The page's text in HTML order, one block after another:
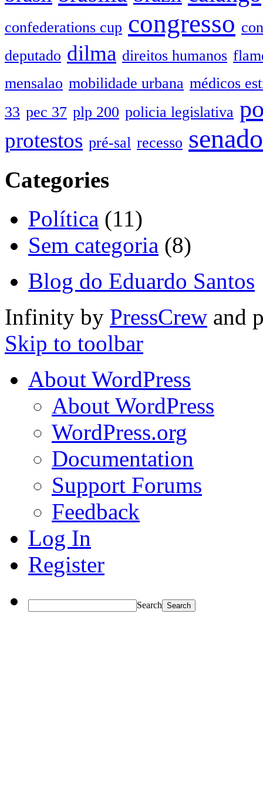
confederations cup congresso
deputado dilma direitos humanos
mensalao mobilidade urbana médicos
33 pec 37 plp 200 policia legislativa
protestos pré-sal recesso senado
Categories
Política (11)
Sem categoria (8)
Blog do Eduardo Santos
Infinity by PressCrew and
Skip to toolbar
About WordPress
About WordPress
WordPress.org
Documentation
Support Forums
Feedback
Log In
Register
Search